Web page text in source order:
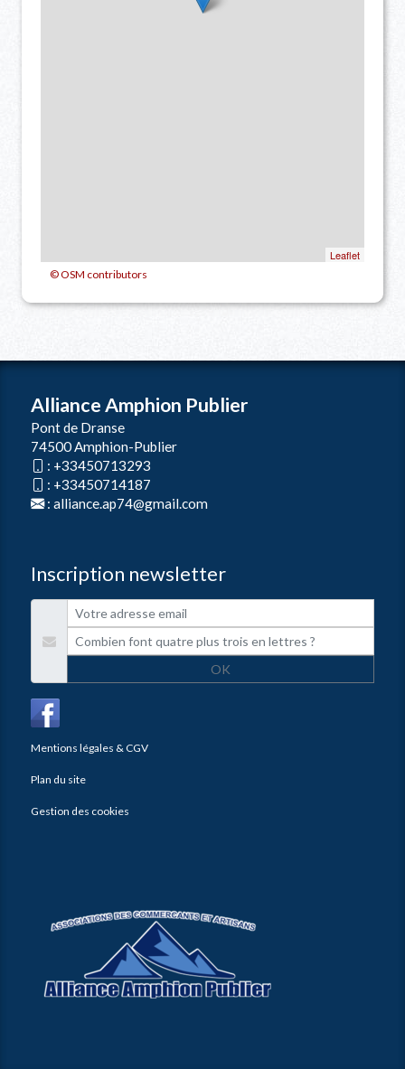
Leaflet
© OSM contributors
Alliance Amphion Publier
Pont de Dranse
74500 Amphion-Publier
: +33450713293
: +33450714187
: alliance.ap74@gmail.com
Inscription newsletter
OK
Mentions légales & CGV
Plan du site
Gestion des cookies